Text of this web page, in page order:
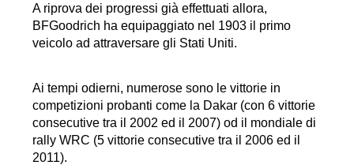
A riprova dei progressi già effettuati allora,
BFGoodrich ha equipaggiato nel 1903 il primo
veicolo ad attraversare gli Stati Uniti.
Ai tempi odierni, numerose sono le vittorie in
competizioni probanti come la Dakar (con 6 vittorie
consecutive tra il 2002 ed il 2007) od il mondiale di
rally WRC (5 vittorie consecutive tra il 2006 ed il
2011).